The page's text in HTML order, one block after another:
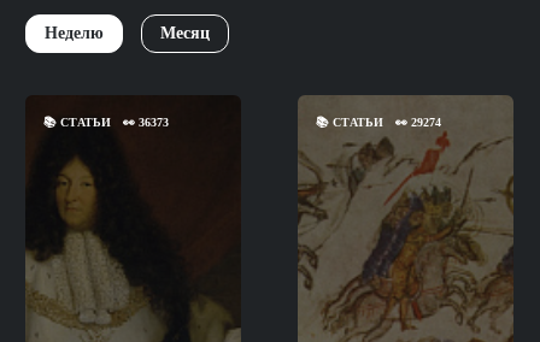
Неделю Месяц
📚 СТАТЬИ 👀 36373 📚СТАТЬИ 👀29274